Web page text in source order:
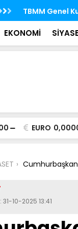
TBMM Genel
seçim yapıldı
EKONOMİ
EURO
31-10-2025 13:41